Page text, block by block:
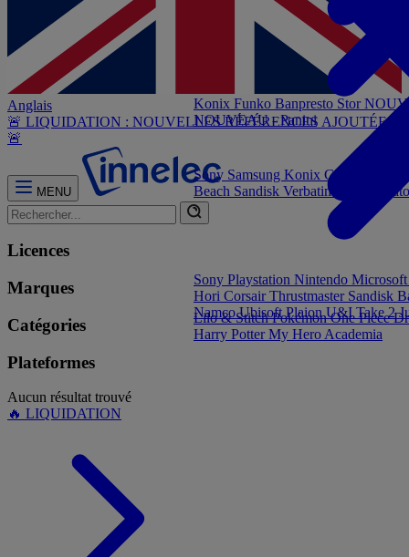
Anglais
🚨 LIQUIDATION : NOUVELLES RÉFÉRENCES AJOUTÉES
🚨
MENU
Licences
Marques
Catégories
Plateformes
Aucun résultat trouvé
🔥 LIQUIDATION
Konix Funko Banpresto Stor
NOUVEAU - Panini
Sony Playstation Nintendo
Hori Corsair Thrustmaster Sandisk
NamcoUbisoftPlaionU&ITake 2
Lilo & StitchPokémonOne Piece
Harry Potter My Hero Academia
Sony Samsung Konix Govee
Beach Sandisk Verbatim